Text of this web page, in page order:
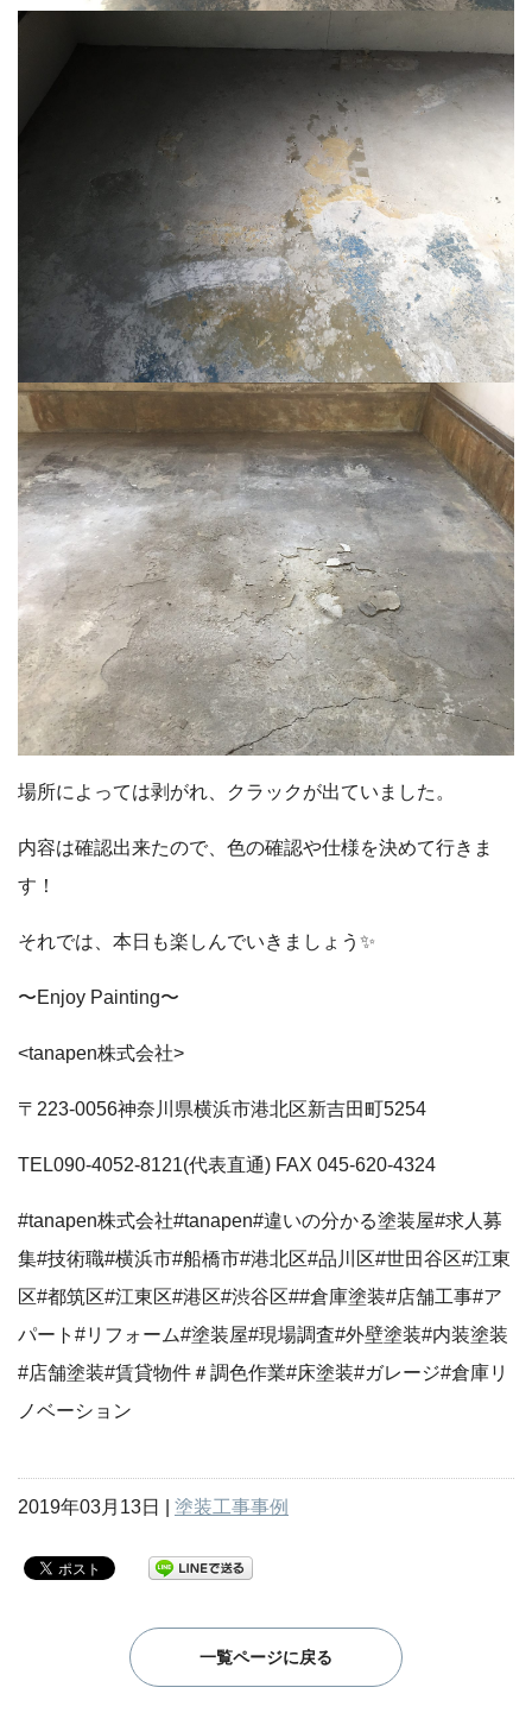
場所によっては剥がれ、クラックが出ていました。
内容は確認出来たので、色の確認や仕様を決めて行きま
す！
それでは、本日も楽しんでいきましょう✨
〜Enjoy Painting〜
<tanapen株式会社>
〒223-0056神奈川県横浜市港北区新吉田町5254
TEL090-4052-8121(代表直通) FAX 045-620-4324
#tanapen株式会社#tanapen#違いの分かる塗装屋#求人募
集#技術職#横浜市#船橋市#港北区#品川区#世田谷区#江東
区#都筑区#江東区#港区#渋谷区##倉庫塗装#店舗工事#ア
パート#リフォーム#塗装屋#現場調査#外壁塗装#内装塗装
#店舗塗装#賃貸物件＃調色作業#床塗装#ガレージ#倉庫リ
ノベーション
2019年03月13日 | 塗装工事事例
一覧ページに戻る